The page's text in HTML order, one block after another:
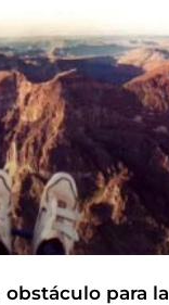
para la